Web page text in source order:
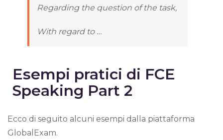
Regarding the question of the task,
With regard to …
Esempi pratici di FCE
Speaking Part 2
Ecco di seguito alcuni esempi dalla piattaforma
GlobalExam.